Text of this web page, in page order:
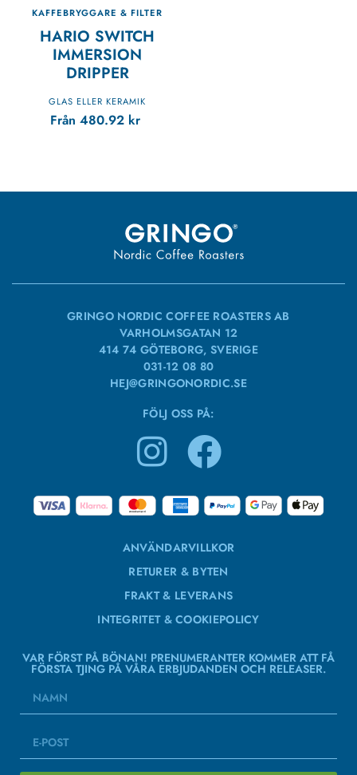
KAFFEBRYGGARE & FILTER
HARIO SWITCH
IMMERSION
DRIPPER
GLAS ELLER KERAMIK
Från 480.92 kr
GRINGO NORDIC COFFEE ROASTERS AB
VARHOLMSGATAN 12
414 74 GÖTEBORG, SVERIGE
031-12 08 80
HEJ@GRINGONORDIC.SE
FÖLJ OSS PÅ:
ANVÄNDARVILLKOR
RETURER & BYTEN
FRAKT & LEVERANS
INTEGRITET & COOKIEPOLICY
VAR FÖRST PÅ BÖNAN! PRENUMERANTER KOMMER ATT FÅ
FÖRSTA TJING PÅ VÅRA ERBJUDANDEN OCH RELEASER.